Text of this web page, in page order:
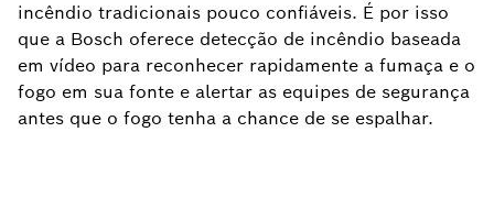
incêndio tradicionais pouco confiáveis. É por isso
que a Bosch oferece detecção de incêndio baseada
em vídeo para reconhecer rapidamente a fumaça e o
fogo em sua fonte e alertar as equipes de segurança
antes que o fogo tenha a chance de se espalhar.